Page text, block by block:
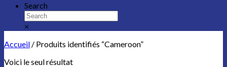
Search
×
Accueil / Produits identifiés “Cameroon”
Voici le seul résultat